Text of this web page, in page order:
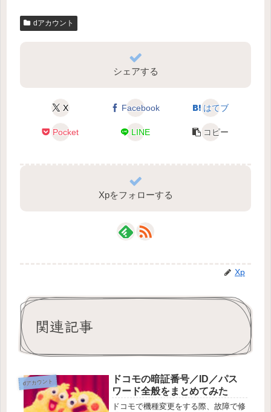
dアカウント
シェアする
X Facebook はてブ
Pocket LINE コピー
Xpをフォローする
Xp
関連記事
dアカウント
ドコモの暗証番号／ID／パス
ワード全般をまとめてみた
ドコモで機種変更をする際、故障で修